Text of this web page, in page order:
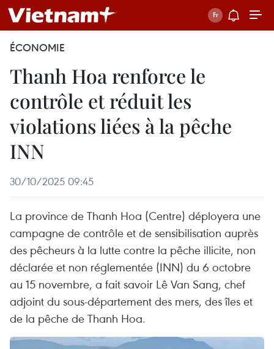
ÉCONOMIE
Thanh Hoa renforce le
contrôle et réduit les
violations liées à la pêche
INN
30/10/2025 09:45
La province de Thanh Hoa (Centre) déployera une
campagne de contrôle et de sensibilisation auprès
des pêcheurs à la lutte contre la pêche illicite, non
déclarée et non réglementée (INN) du 6 octobre
au 15 novembre, a fait savoir Lê Van Sang, chef
adjoint du sous-département des mers, des îles et
de la pêche de Thanh Hoa.